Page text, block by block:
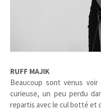
RUFF MAJIK
Beaucoup sont venus
curieuse, un peu perdu
repartis avec le cul botté et